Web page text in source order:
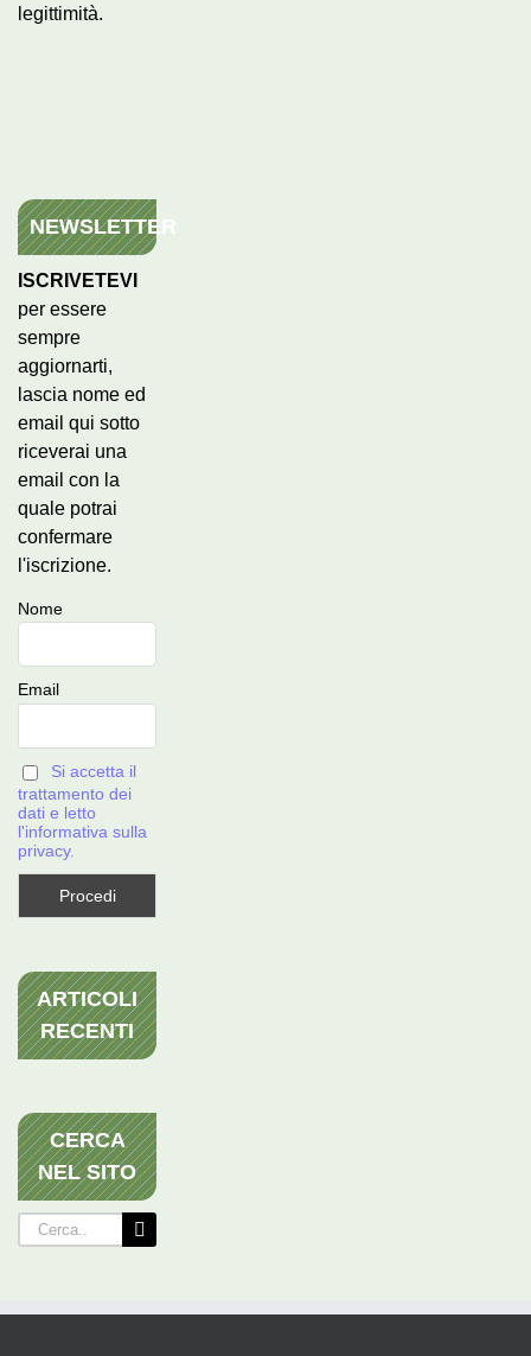
legittimità.
NEWSLETTER
ISCRIVETEVI
per essere
sempre
aggiornarti,
lascia nome ed
email qui sotto
riceverai una
email con la
quale potrai
confermare
l'iscrizione.
Nome
Email
Si accetta il
trattamento dei
dati e letto
l'informativa sulla
privacy.
ARTICOLI
RECENTI
CERCA
NEL SITO
Cerca
per: